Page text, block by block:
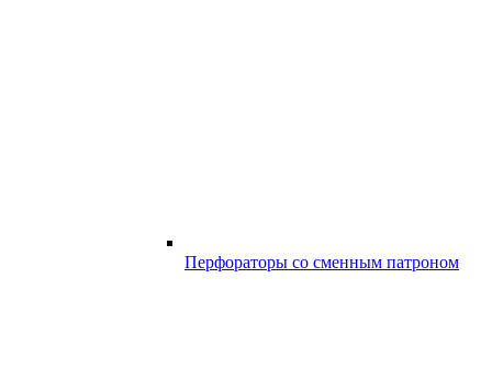
Перфораторы со сменным патроном